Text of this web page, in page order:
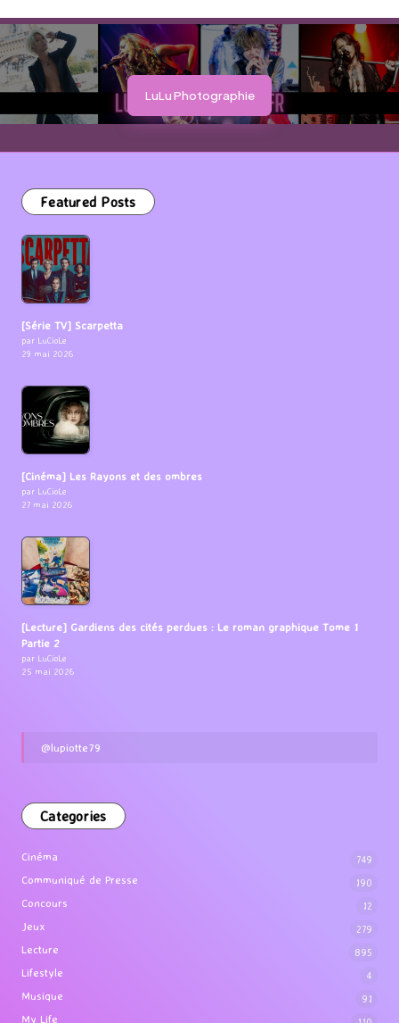
LuLu Photographie
Featured Posts
[Série TV] Scarpetta
par LuCioLe
29 mai 2026
[Cinéma] Les Rayons et des ombres
par LuCioLe
27 mai 2026
[Lecture] Gardiens des cités perdues : Le roman graphique Tome 1
Partie 2
par LuCioLe
25 mai 2026
@lupiotte79
Categories
Cinéma 749
Communiqué de Presse 190
Concours 12
Jeux 279
Lecture 895
Lifestyle 4
Musique 91
My Life